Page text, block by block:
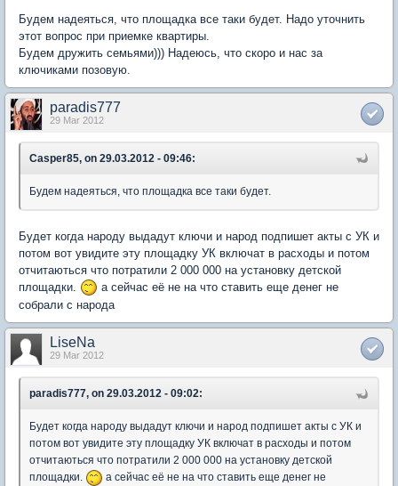
Будем надеяться, что площадка все таки будет. Надо уточнить
этот вопрос при приемке квартиры.
Будем дружить семьями))) Надеюсь, что скоро и нас за
ключиками позовую.
paradis777
29 Mar 2012
Casper85, on 29.03.2012 - 09:46:
Будем надеяться, что площадка все таки будет.
Будет когда народу выдадут ключи и народ подпишет акты с УК и
потом вот увидите эту площадку УК включат в расходы и потом
отчитаються что потратили 2 000 000 на установку детской
площадки.
а сейчас её не на что ставить еще денег не
собрали с народа
LiseNa
29 Mar 2012
paradis777, on 29.03.2012 - 09:02:
Будет когда народу выдадут ключи и народ подпишет акты с УК и
потом вот увидите эту площадку УК включат в расходы и потом
отчитаються что потратили 2 000 000 на установку детской
площадки.
а сейчас её не на что ставить еще денег не